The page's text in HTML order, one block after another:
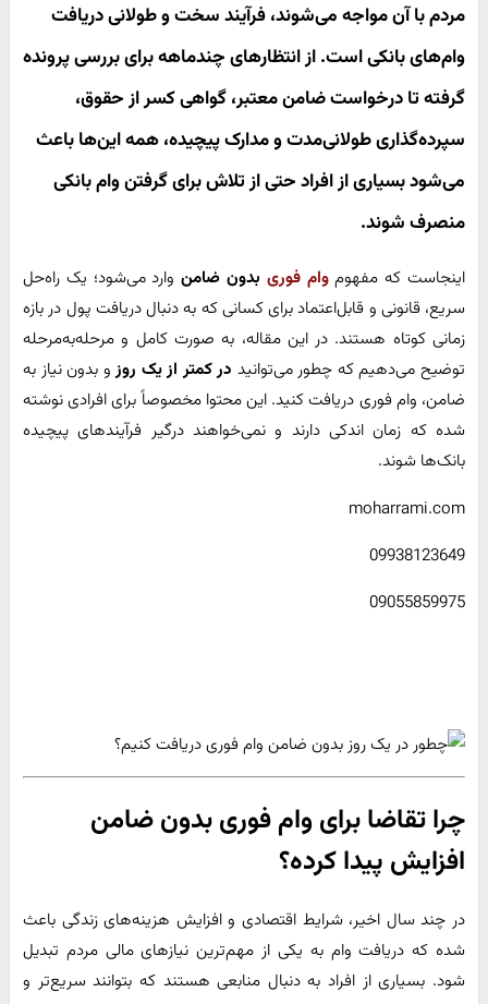
مردم با آن مواجه می‌شوند،فرآیند سخت و طولانی دریافت
وام‌های بانکیاست. از انتظارهای چندماهه برای بررسی پرونده
گرفته تا درخواست ضامن معتبر، گواهی کسر از حقوق،
سپرده‌گذاری طولانی‌مدت و مدارک پیچیده، همه این‌ها باعث
می‌شود بسیاری از افراد حتی از تلاش برای گرفتن وام بانکی
منصرف شوند.
اینجاست که مفهوموام فوری بدون ضامنوارد می‌شود؛ یک راه‌حل
سریع، قانونی و قابل‌اعتماد برای کسانی که به دنبال دریافت پول در بازه
زمانی کوتاه هستند. در این مقاله، به صورت کامل و مرحله‌به‌مرحله
توضیح می‌دهیم که چطور می‌توانید در کمتر از یک روزو بدون نیاز به
ضامن، وام فوری دریافت کنید. این محتوا مخصوصاً برای افرادی نوشته
شده که زمان اندکی دارند و نمی‌خواهند درگیر فرآیندهای پیچیده
بانک‌ها شوند.
moharrami.com
09938123649
09055859975
چرا تقاضا برای وام فوری بدون ضامن
افزایش پیدا کرده؟
در چند سال اخیر، شرایط اقتصادی و افزایش هزینه‌های زندگی باعث
شده که دریافت وام به یکی از مهم‌ترین نیازهای مالی مردم تبدیل
شود. بسیاری از افراد به دنبال منابعی هستند که بتوانند سریع‌تر و